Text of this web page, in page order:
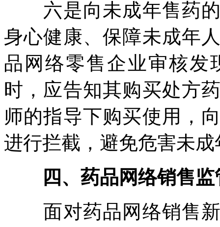
六是向未成年售药的
身心健康、保障未成年
品网络零售企业审核发
时，应告知其购买处方
师的指导下购买使用，
进行拦截，避免危害未
四、药品网络销售
面对药品网络销售新